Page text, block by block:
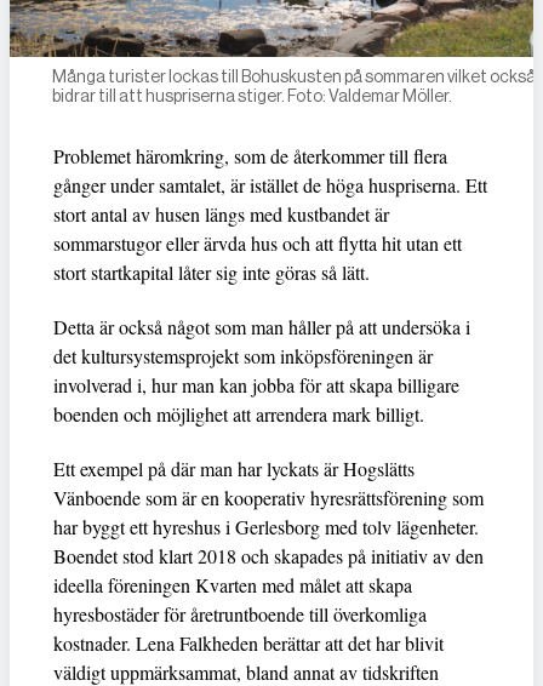
Många turister lockas till Bohuskusten på sommaren vilket också
bidrar till att huspriserna stiger. Foto: Valdemar Möller.
Problemet häromkring, som de återkommer till flera
gånger under samtalet, är istället de höga huspriserna. Ett
stort antal av husen längs med kustbandet är
sommarstugor eller ärvda hus och att flytta hit utan ett
stort startkapital låter sig inte göras så lätt.
Detta är också något som man håller på att undersöka i
det kultursystemsprojekt som inköpsföreningen är
involverad i, hur man kan jobba för att skapa billigare
boenden och möjlighet att arrendera mark billigt.
Ett exempel på där man har lyckats är Hogslätts
Vänboende som är en kooperativ hyresrättsförening som
har byggt ett hyreshus i Gerlesborg med tolv lägenheter.
Boendet stod klart 2018 och skapades på initiativ av den
ideella föreningen Kvarten med målet att skapa
hyresbostäder för åretruntboende till överkomliga
kostnader. Lena Falkheden berättar att det har blivit
väldigt uppmärksammat, bland annat av tidskriften